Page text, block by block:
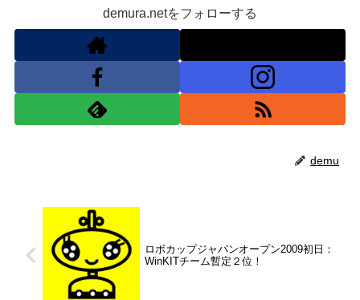
demura.netをフォローする
demu
ロボカップジャパンオープン2009初日：
WinKITチーム暫定２位！